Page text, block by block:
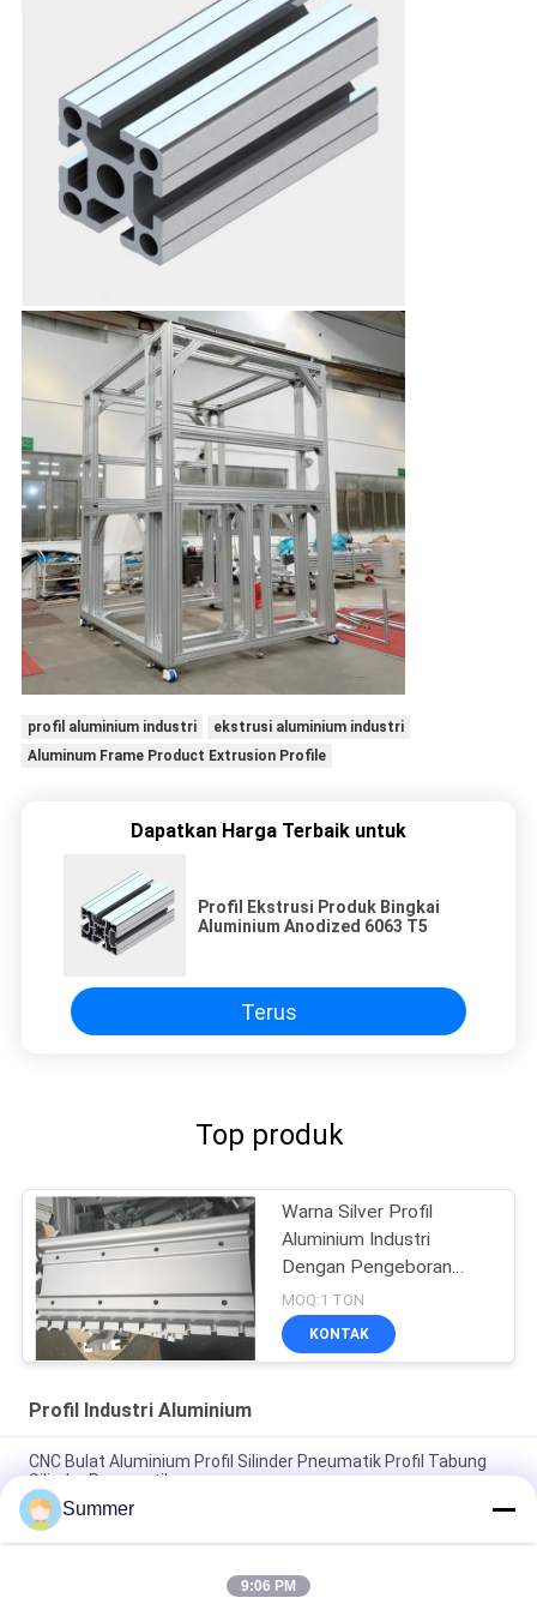
profil aluminium industri
ekstrusi aluminium industri
Aluminum Frame Product Extrusion Profile
Dapatkan Harga Terbaik untuk
Profil Ekstrusi Produk Bingkai
Aluminium Anodized 6063 T5
Terus
Top produk
Warna Silver Profil
Aluminium Industri
Dengan Pengeboran
CNC
MOQ:1 TON
KONTAK
Profil Industri Aluminium
CNC Bulat Aluminium Profil Silinder Pneumatik Profil Tabung
Silinder Pneumatik
Bentuk Persegi Profil Ekstrusi Aluminium Berkualitas Tinggi
Untuk Pintu / Jendela
Black cnc Aluminium Turning and Milling Metal Parts Tube
Summer
9:06 PM